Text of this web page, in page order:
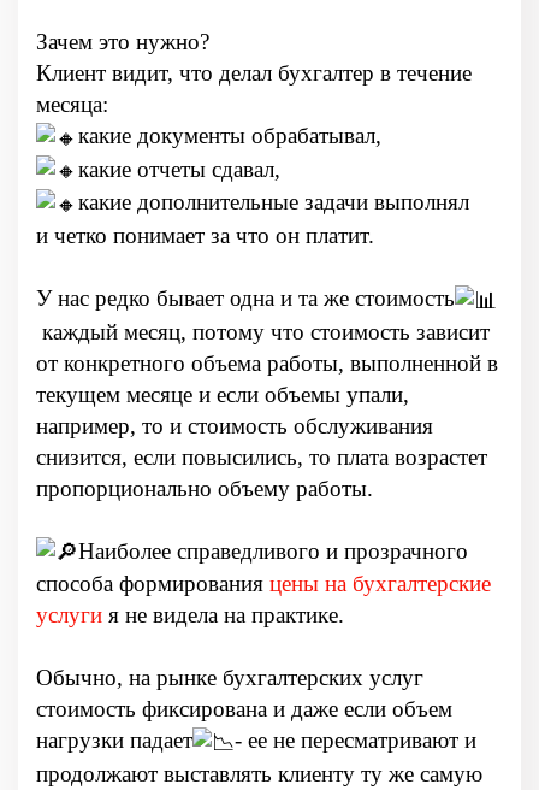
Зачем это нужно?
Клиент видит, что делал бухгалтер в течение
месяца:
какие документы обрабатывал,
какие отчеты сдавал,
какие дополнительные задачи выполнял
и четко понимает за что он платит.
У нас редко бывает одна и та же стоимость
каждый месяц, потому что стоимость зависит
от конкретного объема работы, выполненной в
текущем месяце и если объемы упали,
например, то и стоимость обслуживания
снизится, если повысились, то плата возрастет
пропорционально объему работы.
Наиболее справедливого и прозрачного
способа формирования цены на бухгалтерские
услуги я не видела на практике.
Обычно, на рынке бухгалтерских услуг
стоимость фиксирована и даже если объем
нагрузки падает
- ее не пересматривают и
продолжают выставлять клиенту ту же самую